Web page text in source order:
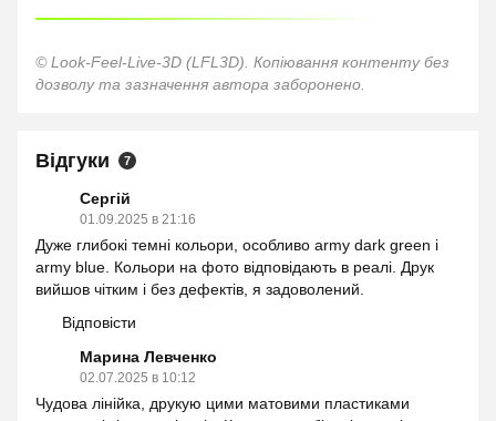
© Look-Feel-Live-3D (LFL3D). Копіювання контенту без
дозволу та зазначення автора заборонено.
Відгуки 7
Сергій
01.09.2025 в 21:16
Дуже глибокі темні кольори, особливо army dark green і
army blue. Кольори на фото відповідають в реалі. Друк
вийшов чітким і без дефектів, я задоволений.
Відповісти
Марина Левченко
02.07.2025 в 10:12
Чудова лінійка, друкую цими матовими пластиками